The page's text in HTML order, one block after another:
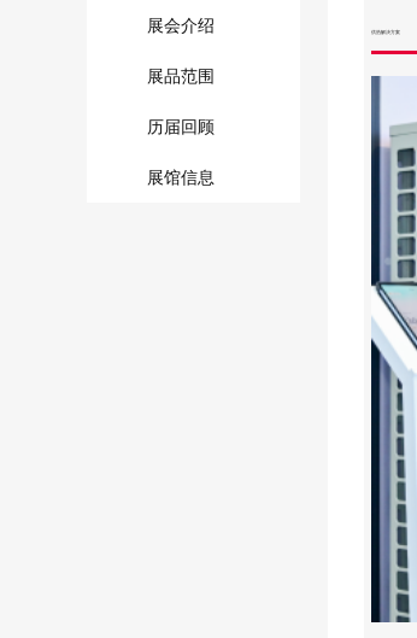
展会介绍
展品范围
历届回顾
展馆信息
供热解决方案